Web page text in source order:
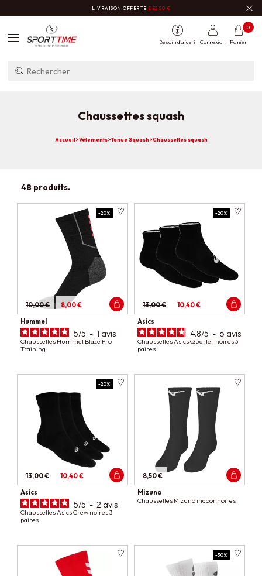
LIVRAISON OFFERTE DÈS 50 €
Besoin d'aide ? Connexion Panier
0
Chaussettes squash
Accueil>Vêtements>Tenue Squash>Chaussettes squash
48 produits.
10,00 € 8,00 €
-20%
Hummel
5/5 - 1 avis
Chaussettes Hummel Blaze Pro
Training
13,00 € 10,40 €
-20%
Asics
4.8/5 - 6 avis
Chaussettes Asics Quarter noires 3
paires
13,00 € 10,40 €
-20%
Asics
5/5 - 2 avis
Chaussettes Asics Crew noires 3
paires
8,50 €
Mizuno
Chaussettes Mizuno indoor noires
-30%